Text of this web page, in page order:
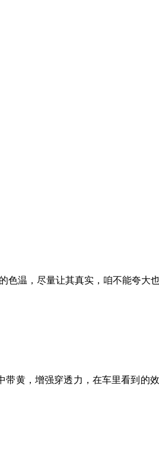
色温，尽量让其真实，咱不能夸大
黄，增强穿透力，在车里看到的